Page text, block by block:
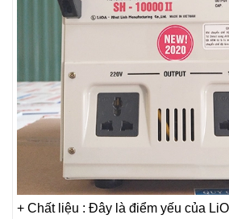
+ Chất liệu : Đây là điểm yếu của